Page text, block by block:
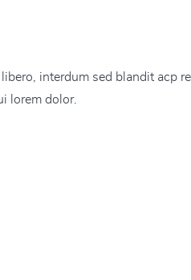
interdum sed blandit acp
lorem dolor.